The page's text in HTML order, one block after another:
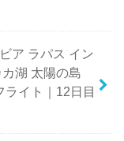
ア ラパス イン
湖 太陽の島
イト｜12日目